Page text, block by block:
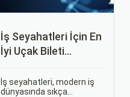
İş Seyahatleri İçin En
İyi Uçak Bileti
İş seyahatleri, modern iş
dünyasında sıkça